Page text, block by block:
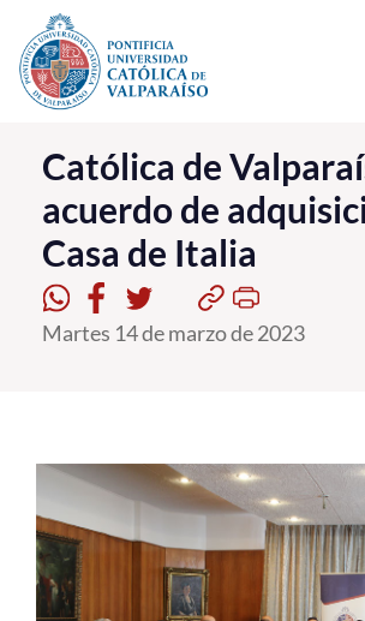
Click acá para ir directamente al contenido
La Universidad
Investigación, Creación e Innovación
PUCV Internacional
Vinculación con el Medio
Postgrado
Formación Continua
Estudiantes
Católica de
acuerdo de
Casa de Italia
Martes 14 de marzo de 2023